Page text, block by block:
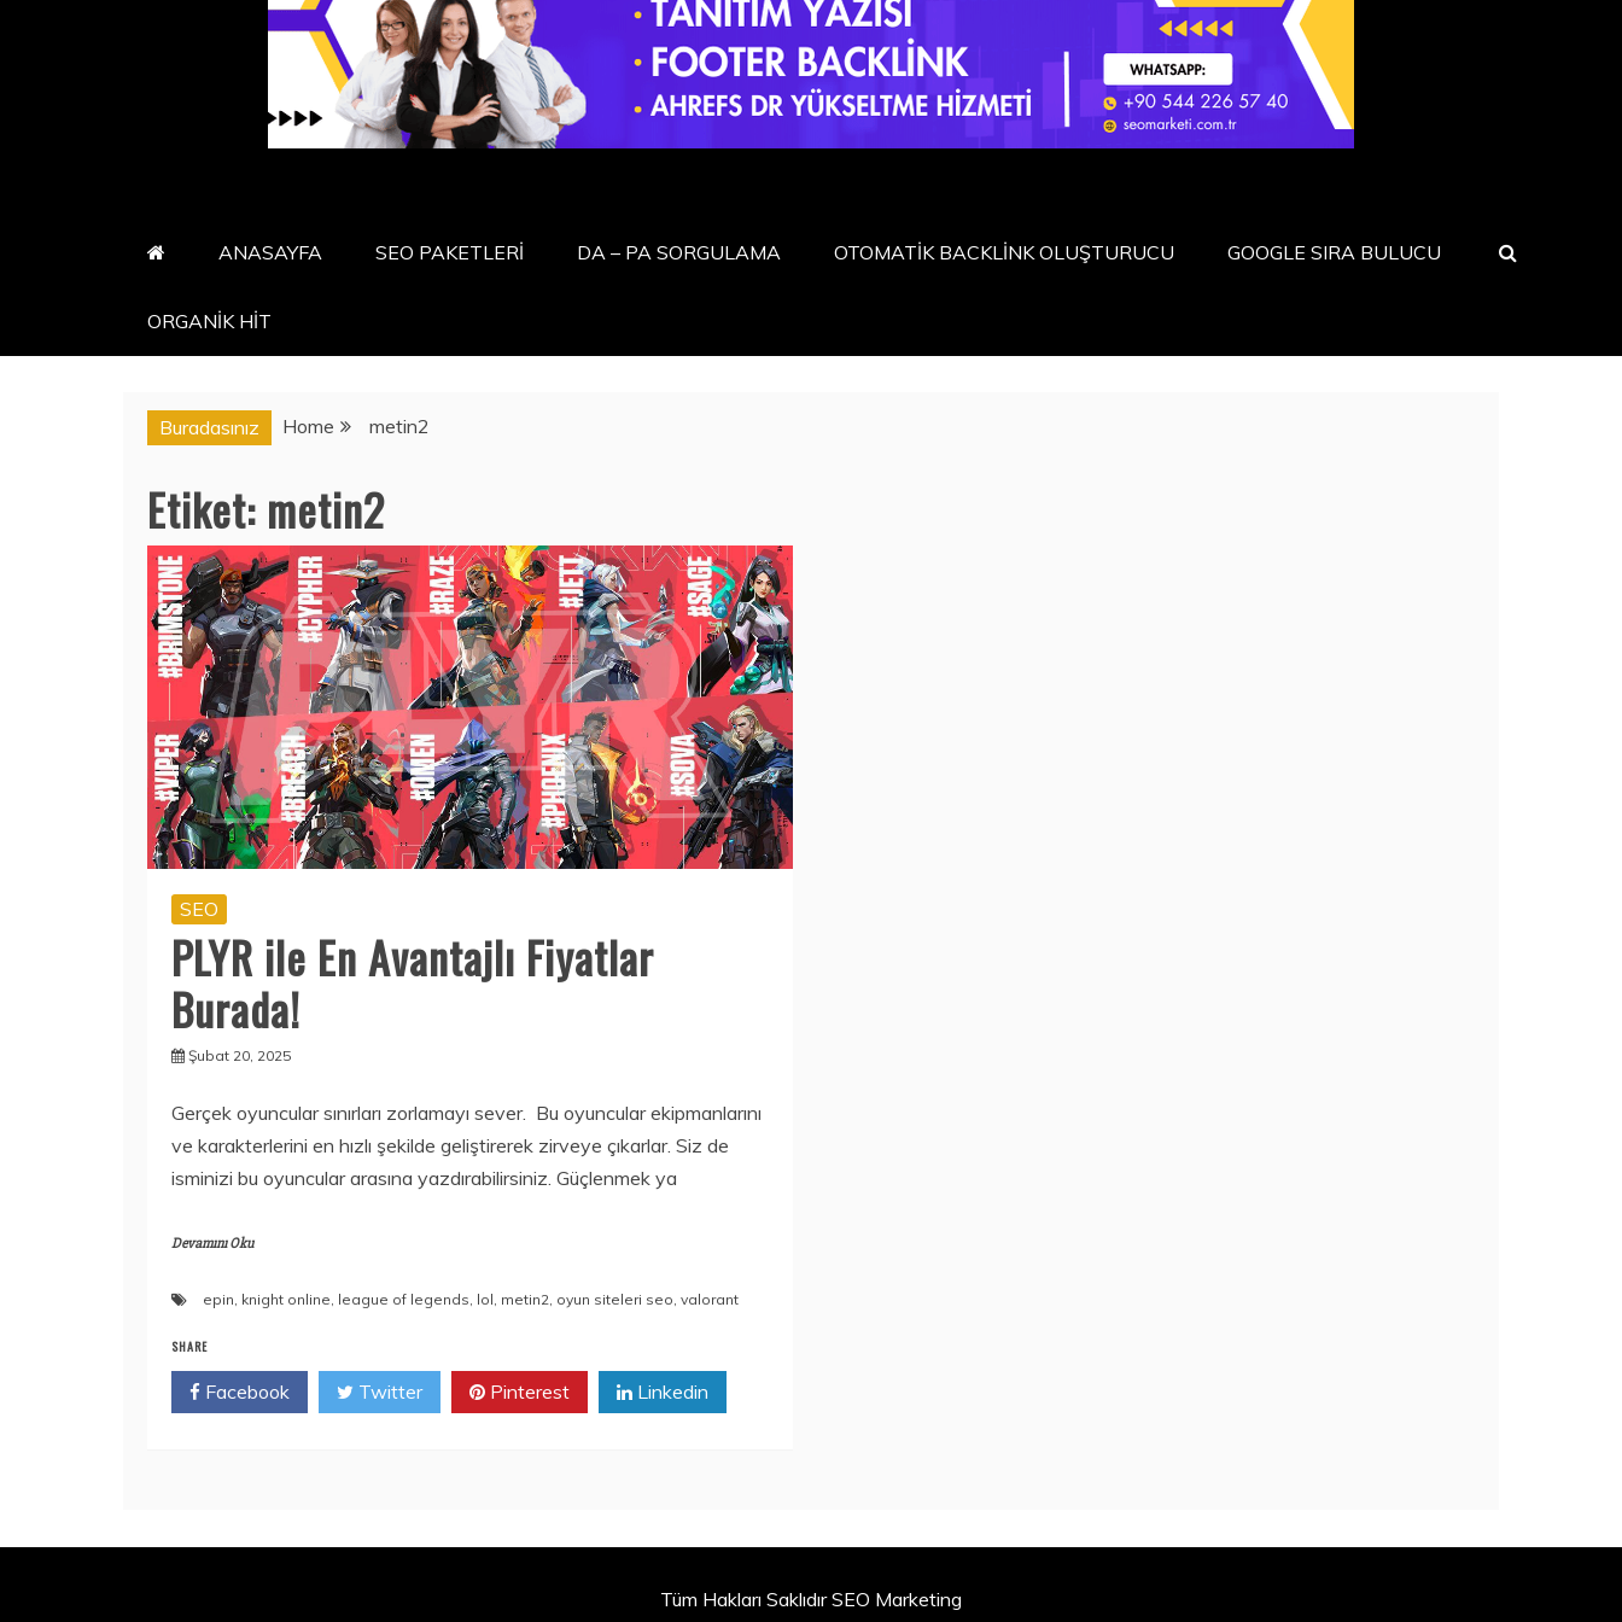
ANASAYFA SEO PAKETLERİ DA – PA SORGULAMA OTOMATİK BACKLİNK OLUŞTURUCU GOOGLE SIRA BULUCU
ORGANİK HİT
Buradasınız Home metin2
Etiket: metin2
SEO
PLYR ile En Avantajlı Fiyatlar
Burada!
Şubat 20, 2025
Gerçek oyuncular sınırları zorlamayı sever. Bu oyuncular ekipmanlarını
ve karakterlerini en hızlı şekilde geliştirerek zirveye çıkarlar. Siz de
isminizi bu oyuncular arasına yazdırabilirsiniz. Güçlenmek ya
Devamını Oku
epin knight online league of legends lol metin2 oyun siteleri seo valorant
SHARE
Facebook Twitter Pinterest Linkedin
Tüm Hakları Saklıdır SEO Marketing